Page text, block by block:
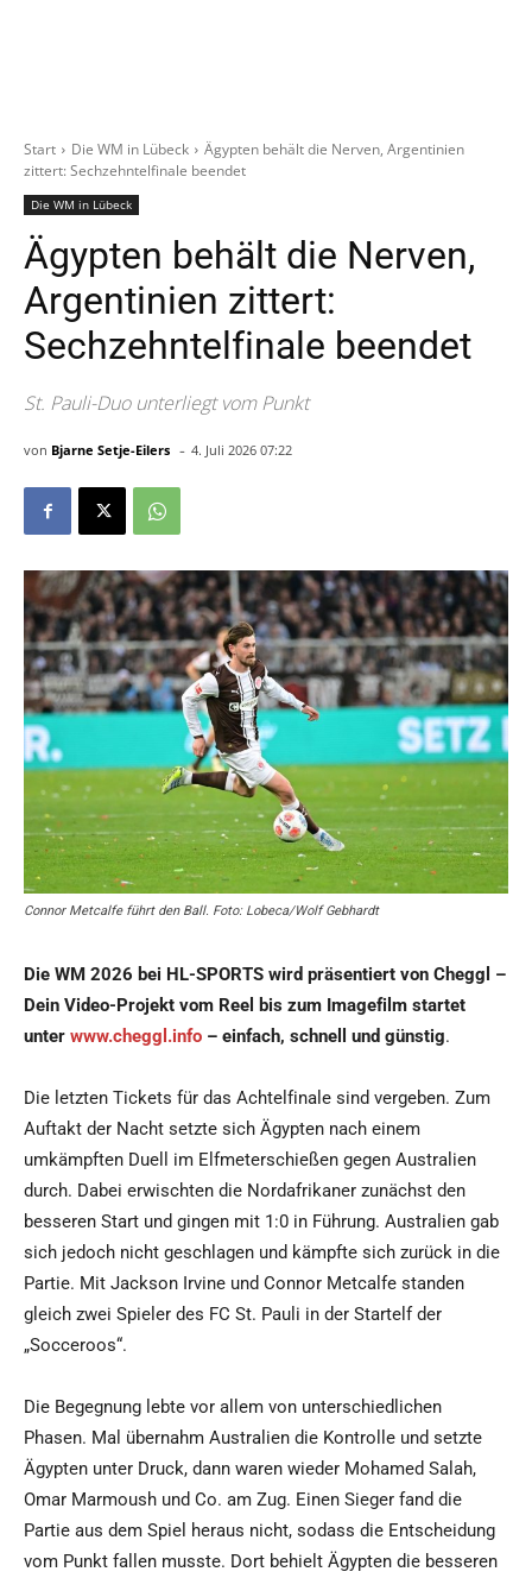
Start Die WM in Lübeck
Ägypten behält die Nerven, Argentinien
zittert: Sechzehntelfinale beendet
Die WM in Lübeck
Ägypten behält die Nerven,
Argentinien zittert:
Sechzehntelfinale beendet
St. Pauli-Duo unterliegt vom Punkt
von Bjarne Setje-Eilers - 4. Juli 2026 07:22
Connor Metcalfe führt den Ball. Foto: Lobeca/Wolf Gebhardt
Die WM 2026 bei HL-SPORTS wird präsentiert von Cheggl –
Dein Video-Projekt vom Reel bis zum Imagefilm startet
unter www.cheggl.info – einfach, schnell und günstig.
Die letzten Tickets für das Achtelfinale sind vergeben. Zum
Auftakt der Nacht setzte sich Ägypten nach einem
umkämpften Duell im Elfmeterschießen gegen Australien
durch. Dabei erwischten die Nordafrikaner zunächst den
besseren Start und gingen mit 1:0 in Führung. Australien gab
sich jedoch nicht geschlagen und kämpfte sich zurück in die
Partie. Mit Jackson Irvine und Connor Metcalfe standen
gleich zwei Spieler des FC St. Pauli in der Startelf der
„Socceroos“.
Die Begegnung lebte vor allem von unterschiedlichen
Phasen. Mal übernahm Australien die Kontrolle und setzte
Ägypten unter Druck, dann waren wieder Mohamed Salah,
Omar Marmoush und Co. am Zug. Einen Sieger fand die
Partie aus dem Spiel heraus nicht, sodass die Entscheidung
vom Punkt fallen musste. Dort behielt Ägypten die besseren